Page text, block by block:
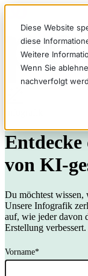
Diese Website
diese
Weitere
Wenn Sie
nachverfolgt
von KI-
Du möchtest wissen,
Unsere Infografik
auf, wie jeder davon
Erstellung verbessert.
Vorname*